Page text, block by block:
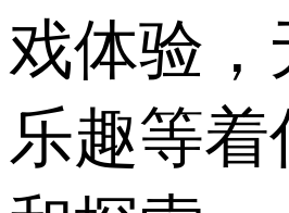
戏体验，
乐趣等着